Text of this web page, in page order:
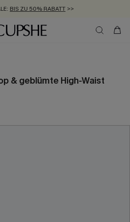
BIS ZU 50% RABATT >>
BIS ZU -20% EXTRA ERHALTEN
VERSAND AB 89 €
& geblümte High-Waist